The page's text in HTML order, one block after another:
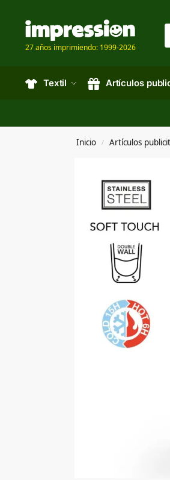
27 años imprimiendo: 1999-2026
Textil Artículos
Inicio / Artículos